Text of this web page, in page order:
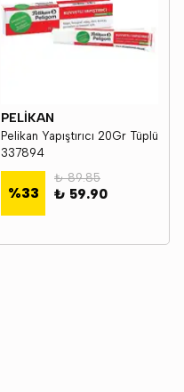
PELİKAN
Pelikan Yapıştırıcı 20Gr Tüplü
337894
%33
₺ 89.85
₺ 59.90